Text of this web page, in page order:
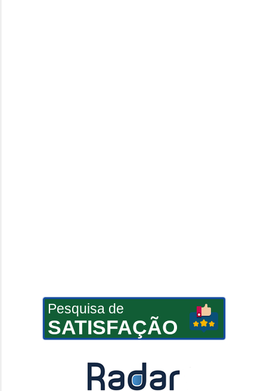
Pesquisa de
SATISFAÇÃO